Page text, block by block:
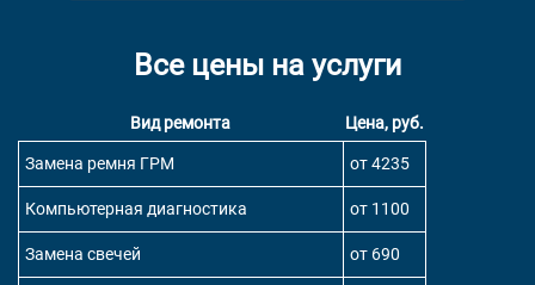
Все цены на услуги
Вид ремонта
Цена, руб.
Замена ремня ГРМ
от 4235
Компьютерная диагностика от 1100
Замена свечей от 690